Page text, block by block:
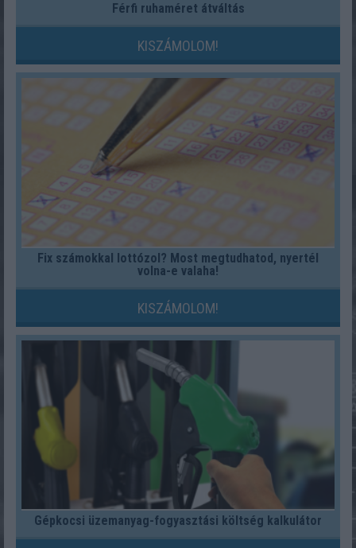
Férfi ruhaméret átváltás
KISZÁMOLOM!
Fix számokkal lottózol? Most megtudhatod, nyertél
volna-e valaha!
KISZÁMOLOM!
Gépkocsi üzemanyag-fogyasztási költség kalkulátor